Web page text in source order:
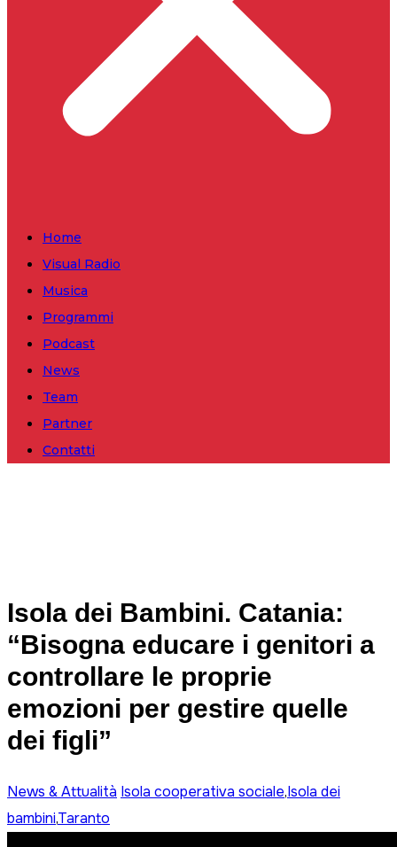
Home
Visual Radio
Musica
Programmi
Podcast
News
Team
Partner
Contatti
Isola dei Bambini. Catania:
“Bisogna educare i genitori a
controllare le proprie
emozioni per gestire quelle
dei figli”
News & Attualità Isola cooperativa sociale,Isola dei
bambini,Taranto